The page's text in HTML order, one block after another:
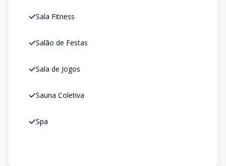
Sala Fitness
Salão de Festas
Sala de Jogos
Sauna Coletiva
Spa